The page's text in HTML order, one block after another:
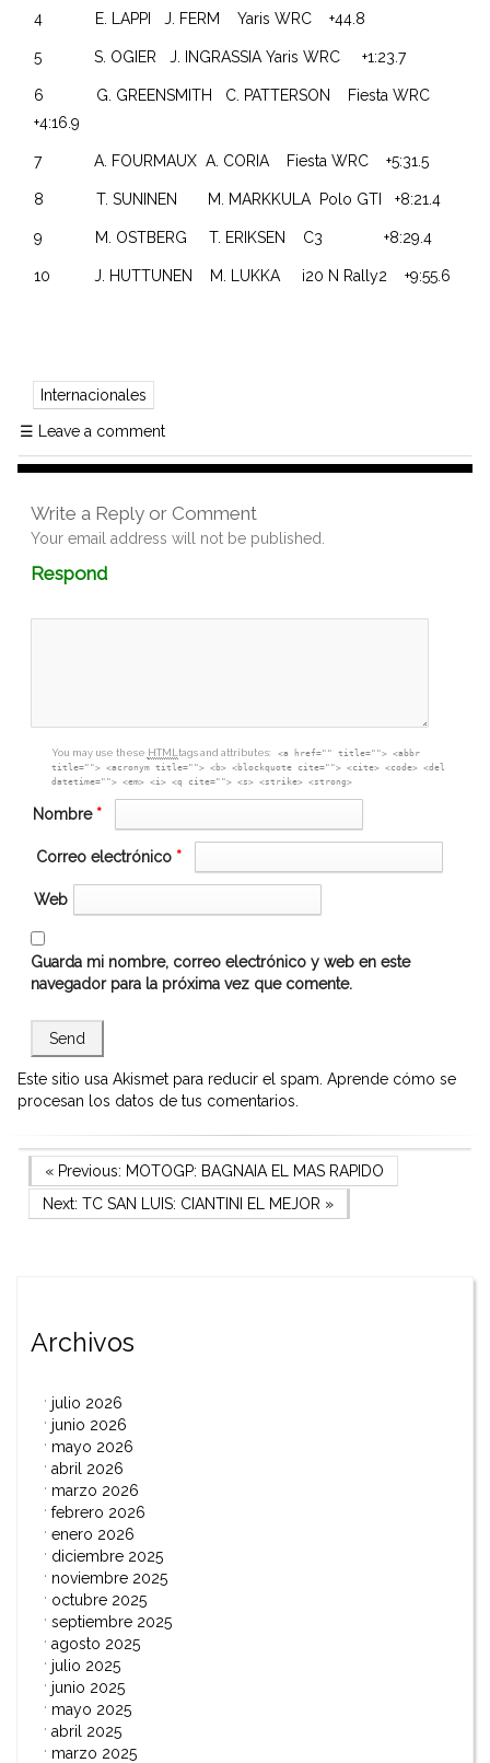
4 E. LAPPI J. FERM Yaris WRC +44.8
5 S. OGIER J. INGRASSIA Yaris WRC +1:23.7
6 G. GREENSMITH C. PATTERSON Fiesta WRC
+4:16.9
7 A. FOURMAUX A. CORIA Fiesta WRC +5:31.5
8 T. SUNINEN M. MARKKULA Polo GTI +8:21.4
9 M. OSTBERG T. ERIKSEN C3 +8:29.4
10 J. HUTTUNEN M. LUKKA i20 N Rally2 +9:55.6
Internacionales
☰ Leave a comment
Write a Reply or Comment
Your email address will not be published.
RespondComment
box
You may use these HTML tags and attributes:
<a href="" title=""> <abbr
title=""> <acronym title=""> <b> <blockquote cite=""> <cite> <code> <del
datetime=""> <em> <i> <q cite=""> <s> <strike> <strong>
Nombre *
Correo electrónico *
Web
Guarda mi nombre, correo electrónico y web en este
navegador para la próxima vez que comente.
Este sitio usa Akismet para reducir el spam. Aprende cómo se
procesan los datos de tus comentarios.
Navegación
de
Previous Post
« Previous: MOTOGP: BAGNAIA EL MAS RAPIDO
Next Post
Next: TC SAN LUIS: CIANTINI EL MEJOR »
Archivos
julio 2026
junio 2026
mayo 2026
abril 2026
marzo 2026
febrero 2026
enero 2026
diciembre 2025
noviembre 2025
octubre 2025
septiembre 2025
agosto 2025
julio 2025
junio 2025
mayo 2025
abril 2025
marzo 2025